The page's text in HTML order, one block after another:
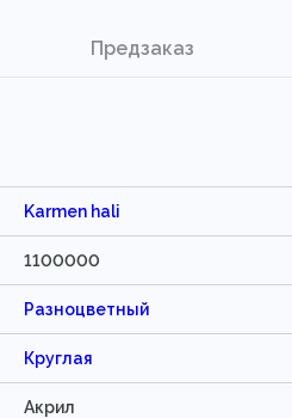
Предзаказ
Karmen hali
1100000
Разноцветный
Круглая
Акрил